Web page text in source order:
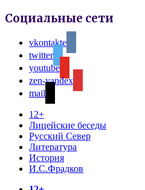
Социальные сети
vkontakte
twitter
youtube
zen-yandex
mail
12+
Лицейские беседы
Русский Север
Литература
История
И.С.Фрадков